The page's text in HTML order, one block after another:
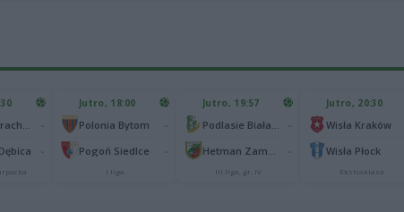
Jutro, 18:00
Polonia Bytom
Pogoń Siedlce
I liga
Jutro, 19:57
III liga, gr. IV
Jutro, 20:30
Wisła Kraków
Wisła Płock
Ekstraklasa